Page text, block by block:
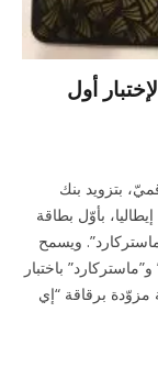
أول
بتزويد بنك
بأوّل بطاقة
ويسمح
باختبار
مزوّدة برقاقة “إي